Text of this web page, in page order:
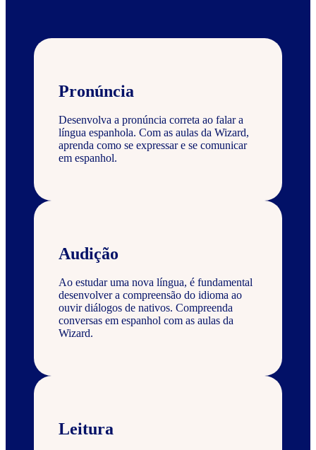
Pronúncia
Desenvolva a pronúncia correta ao falar a
língua espanhola. Com as aulas da Wizard,
aprenda como se expressar e se comunicar
em espanhol.
Audição
Ao estudar uma nova língua, é fundamental
desenvolver a compreensão do idioma ao
ouvir diálogos de nativos. Compreenda
conversas em espanhol com as aulas da
Wizard.
Leitura